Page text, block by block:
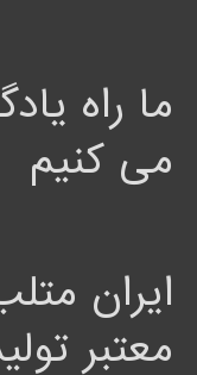
ما راه
می کنیم
ایران
معتبر